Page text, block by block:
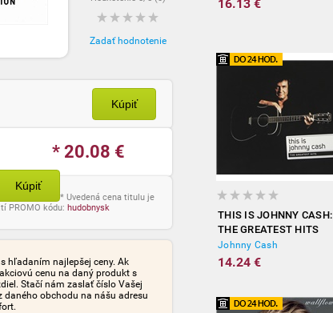
Zadať hodnotenie
Kúpiť
* 20.08 €
Kúpiť
* Uvedená cena titulu je
PROMO kódu: hudobnysk
hľadaním najlepšej ceny. Ak
cenu na daný produkt s
Stačí nám zaslať číslo Vašej
obchodu na nášu adresu
16.13 €
THIS IS JOHNNY CASH:
THE GREATEST HITS
Johnny Cash
14.24 €